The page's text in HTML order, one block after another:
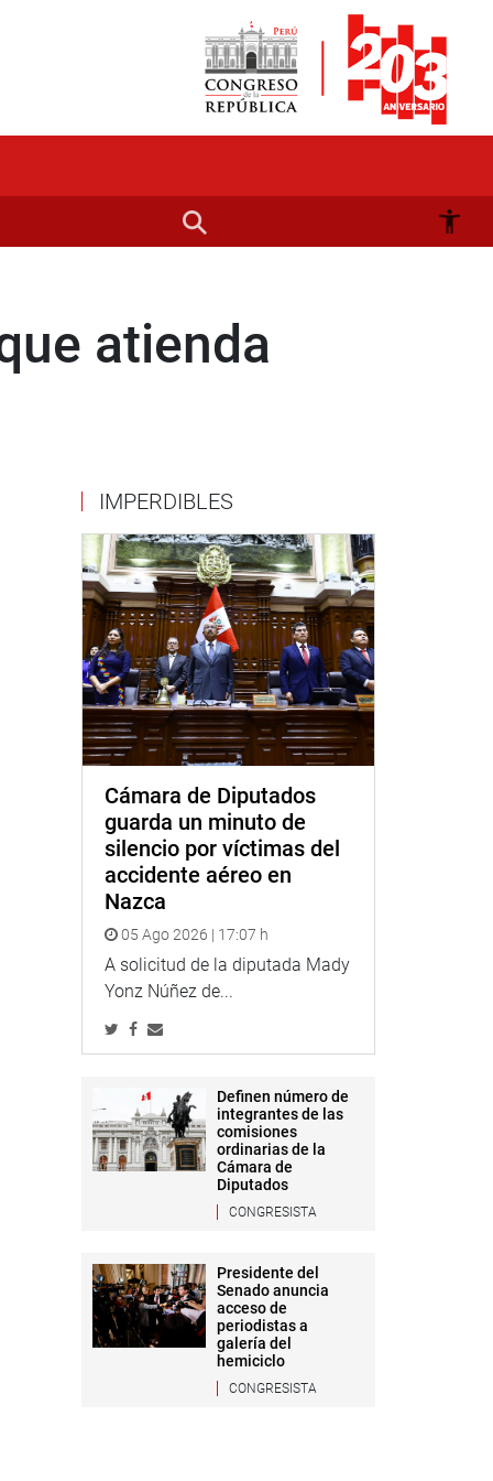
atienda
IMPERDIBLES
Cámara de Diputados
guarda un minuto de
silencio por víctimas del
accidente aéreo en
Nazca
05 Ago 2026 | 17:07 h
A solicitud de la diputada Mady
Yonz Núñez de...
Definen número de
integrantes de las
comisiones
ordinarias de la
Cámara de
Diputados
CONGRESISTA
Presidente del
Senado anuncia
acceso de
periodistas a
galería del
hemiciclo
CONGRESISTA